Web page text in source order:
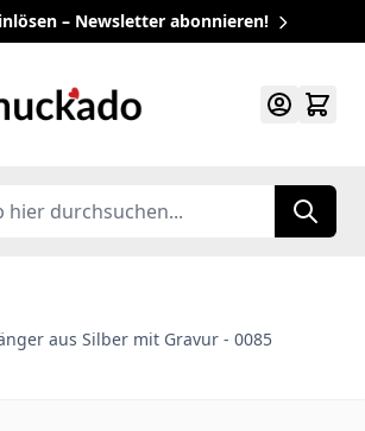
– Newsletter abonnieren!
aus Silber mit Gravur - 0085